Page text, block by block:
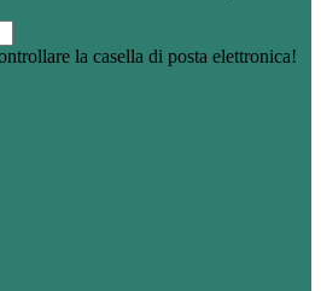
la casella di posta elettronica!